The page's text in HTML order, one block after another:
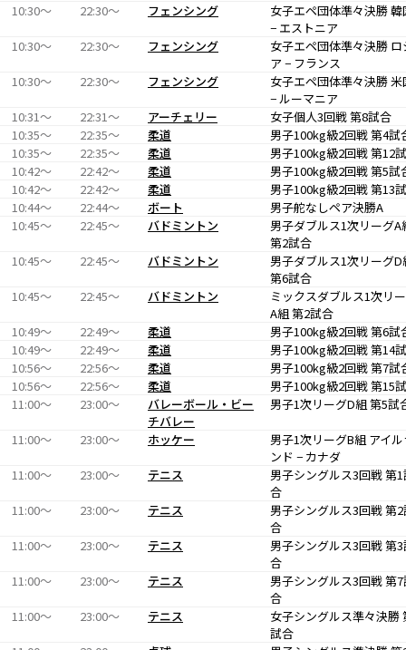
10:30〜
22:30〜 フェンシング
女子エペ団体準々決勝 韓
− エストニア
10:30〜
22:30〜 フェンシング
女子エペ団体準々決勝 ロ
ア − フランス
10:30〜
22:30〜 フェンシング
女子エペ団体準々決勝 米
− ルーマニア
10:31〜
22:31〜 アーチェリー
女子個人3回戦 第8試合
10:35〜
22:35〜 柔道
男子100kg級2回戦 第4試
10:35〜
22:35〜 柔道
男子100kg級2回戦 第12
10:42〜
22:42〜 柔道
男子100kg級2回戦 第5試
10:42〜
22:42〜 柔道
男子100kg級2回戦 第13
10:44〜
22:44〜 ボート
男子舵なしペア決勝A
10:45〜
22:45〜 バドミントン
男子ダブルス1次リーグA
第2試合
10:45〜
22:45〜 バドミントン
男子ダブルス1次リーグD
第6試合
10:45〜
22:45〜 バドミントン
ミックスダブルス1次リ
A組 第2試合
10:49〜
22:49〜 柔道
男子100kg級2回戦 第6試
10:49〜
22:49〜 柔道
男子100kg級2回戦 第14
10:56〜
22:56〜 柔道
男子100kg級2回戦 第7試
10:56〜
22:56〜 柔道
男子100kg級2回戦 第15
11:00〜
23:00〜
バレーボール・ビー
チバレー
男子1次リーグD組 第5試
11:00〜 23:00〜 ホッケー
男子1次リーグB組 アイ
ンド − カナダ
11:00〜
23:00〜 テニス
男子シングルス3回戦 第
合
11:00〜
23:00〜 テニス
男子シングルス3回戦 第
合
11:00〜
23:00〜 テニス
男子シングルス3回戦 第
合
11:00〜
23:00〜 テニス
男子シングルス3回戦 第
合
11:00〜
23:00〜 テニス
女子シングルス準々決勝
試合